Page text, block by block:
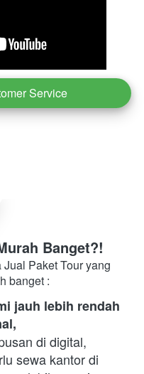
Service
Banget?!
Paket Tour yang
banget :
jauh lebih rendah
di digital,
sewa kantor di